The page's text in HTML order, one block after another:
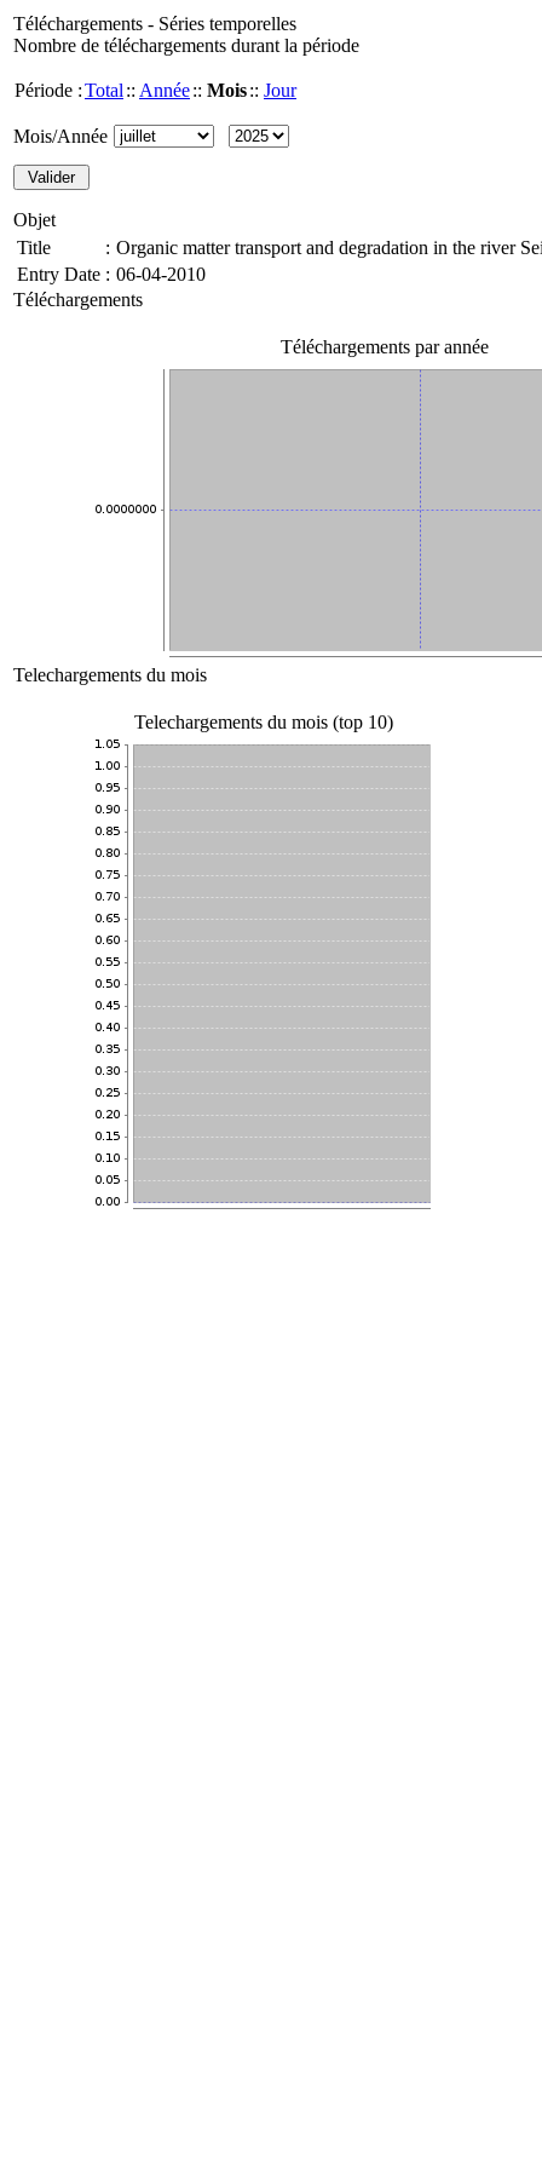
Téléchargements - Séries temporelles
Nombre de téléchargements durant la période
Période :Total :: Année:: Mois:: Jour
Mois/Année
Objet
Title
: Organic matter transport and degradation in the river
Entry Date : 06-04-2010
Téléchargements
Téléchargements par année
Telechargements du mois
Telechargements du mois (top 10)